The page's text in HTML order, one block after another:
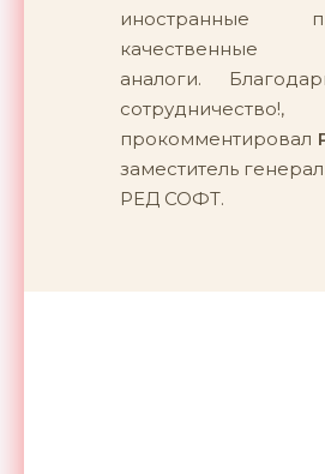
иностранные
качественные
аналоги.
прокомментировал
заместитель
РЕД СОФТ.